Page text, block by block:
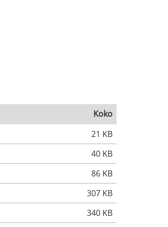
Koko
21 KB
40 KB
86 KB
307 KB
340 KB